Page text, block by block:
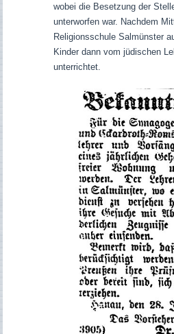
wobei die Besetzung der
unterworfen war. Nachdem
Religionsschule Salmünster
Kinder dann vom jüdischen
unterrichtet.